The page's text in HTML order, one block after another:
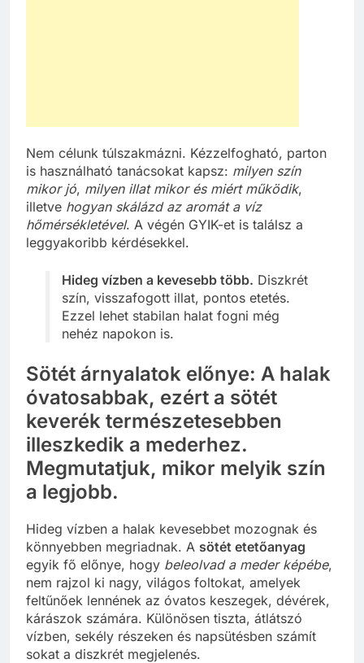
Nem célunk túlszakmázni. Kézzelfogható, parton
is használható tanácsokat kapsz: milyen szín
mikor jó, milyen illat mikor és miért működik,
illetve hogyan skálázd az aromát a víz
hőmérsékletével. A végén GYIK-et is találsz a
leggyakoribb kérdésekkel.
Hideg vízben a kevesebb több. Diszkrét
szín, visszafogott illat, pontos etetés.
Ezzel lehet stabilan halat fogni még
nehéz napokon is.
Sötét árnyalatok előnye: A halak
óvatosabbak, ezért a sötét
keverék természetesebben
illeszkedik a mederhez.
Megmutatjuk, mikor melyik szín
a legjobb.
Hideg vízben a halak kevesebbet mozognak és
könnyebben megriadnak. A sötét etetőanyag
egyik fő előnye, hogy beleolvad a meder képébe,
nem rajzol ki nagy, világos foltokat, amelyek
feltűnőek lennének az óvatos keszegek, dévérek,
kárászok számára. Különösen tiszta, átlátszó
vízben, sekély részeken és napsütésben számít
sokat a diszkrét megjelenés.